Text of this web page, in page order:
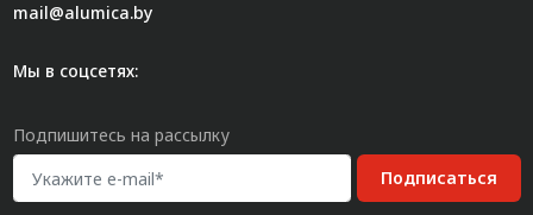
mail@alumica.by
Мы в соцсетях:
Подпишитесь на рассылку
Подписаться